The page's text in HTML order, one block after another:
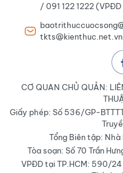
/ 091 122 1222 (VPĐD
tkts@kienthuc.net.vn
CƠ QUAN CHỦ QUẢN:
Giấy phép: Số 536/GP-
Tổng Biên tập:
Tòa soạn: Số 70 Trần
VPĐD tại TP.HCM: 590/24